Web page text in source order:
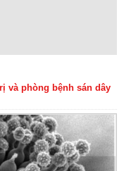
và phòng bệnh sán dây